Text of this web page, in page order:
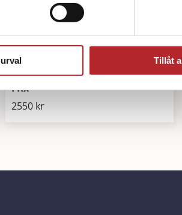
Tillåt
Batteri till hjärtstartare HS1 &
FRx
2550 kr